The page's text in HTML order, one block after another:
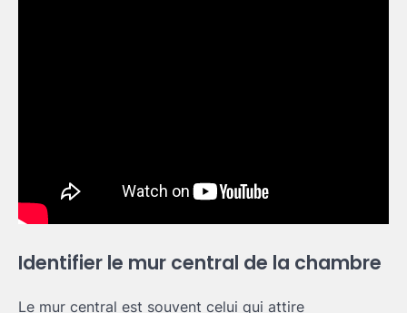
Identifier le mur central de la chambre
Le mur central est souvent celui qui attire